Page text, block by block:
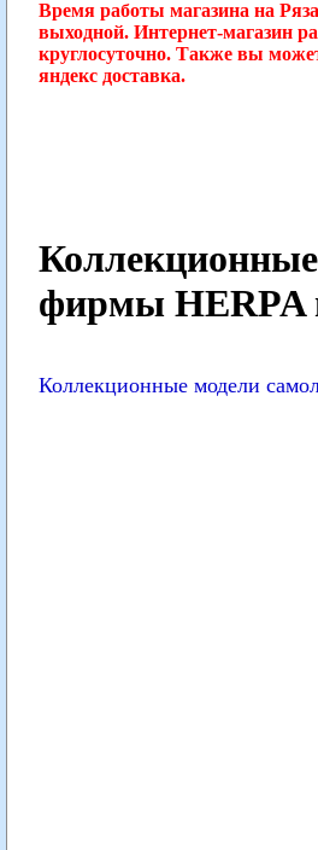
Время работы магазина на
выходной. Интернет-магазин
круглосуточно. Также вы
яндекс доставка.
фирмы HERPA
Коллекционные модели